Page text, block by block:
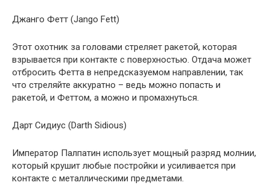
Джанго Фетт (Jango Fett)
Этот охотник за головами стреляет ракетой, которая
взрывается при контакте с поверхностью. Отдача может
отбросить Фетта в непредсказуемом направлении, так
что стреляйте аккуратно – ведь можно попасть и
ракетой, и Феттом, а можно и промахнуться.
Дарт Сидиус (Darth Sidious)
Император Палпатин использует мощный разряд молнии,
который крушит любые постройки и усиливается при
контакте с металлическими предметами.